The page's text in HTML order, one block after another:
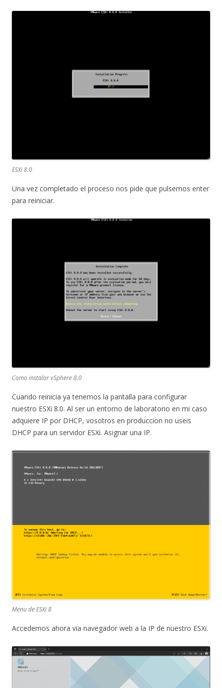
ESXi 8.0
Una vez completado el proceso nos pide que pulsemos enter
para reiniciar.
Como instalar vSphere 8.0
Cuando reinicia ya tenemos la pantalla para configurar
nuestro ESXi 8.0. Al ser un entorno de laboratorio en mi caso
adquiere IP por DHCP, vosotros en produccion no useis
DHCP para un servidor ESXi. Asignar una IP.
Menu de ESXi 8
Accedemos ahora via navegador web a la IP de nuestro ESXi.